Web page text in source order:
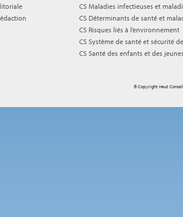
CS Maladies infectieuses et
CS Déterminants de santé et
CS Risques liés à l’environnement
CS Système de santé et sécurité
CS Santé des enfants et des
© Copyright Haut